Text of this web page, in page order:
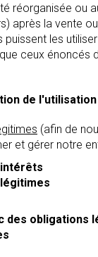
réorganisée ou
après la vente
puissent les
ceux énoncés
de l'utilisation
(afin de
et gérer notre
intérêts
légitimes
des obligations